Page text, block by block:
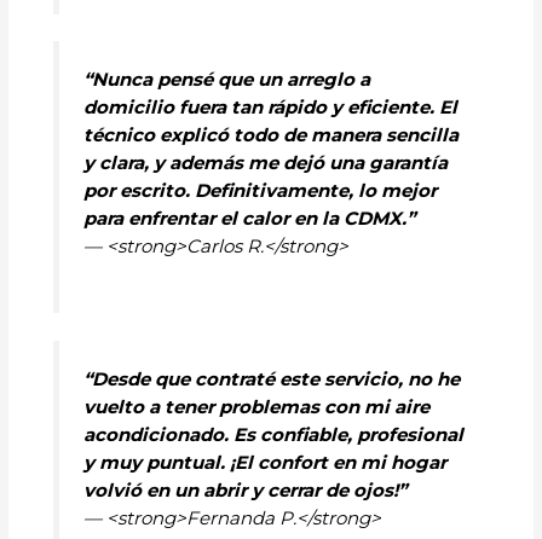
“Nunca pensé que un arreglo a
domicilio fuera tan rápido y eficiente. El
técnico explicó todo de manera sencilla
y clara, y además me dejó una garantía
por escrito. Definitivamente, lo mejor
para enfrentar el calor en la CDMX.”
— <strong>Carlos R.</strong>
“Desde que contraté este servicio, no he
vuelto a tener problemas con mi aire
acondicionado. Es confiable, profesional
y muy puntual. ¡El confort en mi hogar
volvió en un abrir y cerrar de ojos!”
— <strong>Fernanda P.</strong>